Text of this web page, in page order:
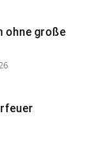
ohne große